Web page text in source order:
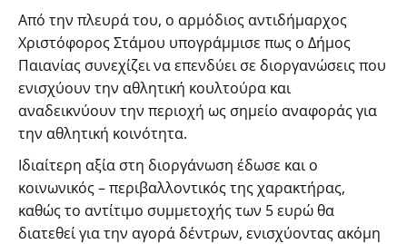
Από την πλευρά του, ο αρμόδιος αντιδήμαρχος
Χριστόφορος Στάμου υπογράμμισε πως ο Δήμος
Παιανίας συνεχίζει να επενδύει σε διοργανώσεις που
ενισχύουν την αθλητική κουλτούρα και
αναδεικνύουν την περιοχή ως σημείο αναφοράς για
την αθλητική κοινότητα.
Ιδιαίτερη αξία στη διοργάνωση έδωσε και ο
κοινωνικός – περιβαλλοντικός της χαρακτήρας,
καθώς το αντίτιμο συμμετοχής των 5 ευρώ θα
διατεθεί για την αγορά δέντρων, ενισχύοντας ακόμη